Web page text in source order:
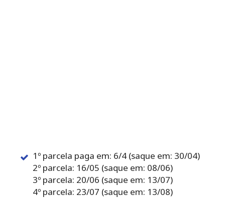
1º parcela paga em: 6/4 (saque em: 30/04)
2º parcela: 16/05 (saque em: 08/06)
3º parcela: 20/06 (saque em: 13/07)
4º parcela: 23/07 (saque em: 13/08)